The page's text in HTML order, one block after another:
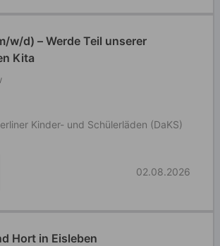
w/d) – Werde Teil unserer
Kita
Kinder- und Schülerläden (DaKS)
02.08.2026
Hort in Eisleben